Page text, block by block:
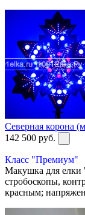
Северная корона
142 500 руб.
Класс "Премиум"
Макушка для елки
стробоскопы,
красным;